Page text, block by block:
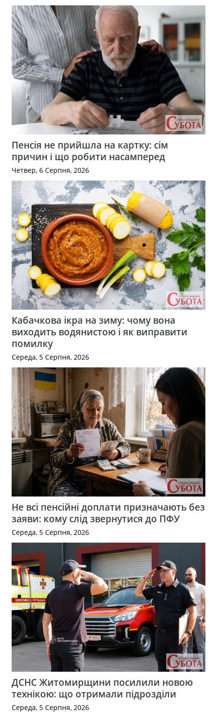
Пенсія не прийшла на картку: сім
причин і що робити насамперед
Четвер, 6 Серпня, 2026
Кабачкова ікра на зиму: чому вона
виходить водянистою і як виправити
помилку
Середа, 5 Серпня, 2026
Не всі пенсійні доплати призначають без
заяви: кому слід звернутися до ПФУ
Середа, 5 Серпня, 2026
ДСНС Житомирщини посилили новою
технікою: що отримали підрозділи
Середа, 5 Серпня, 2026